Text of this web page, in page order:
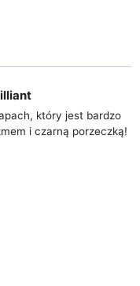
który jest bardzo
i czarną porzeczką!